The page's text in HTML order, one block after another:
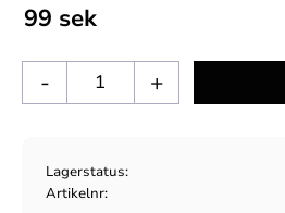
99 sek
+
-
Lagerstatus
Artikelnr